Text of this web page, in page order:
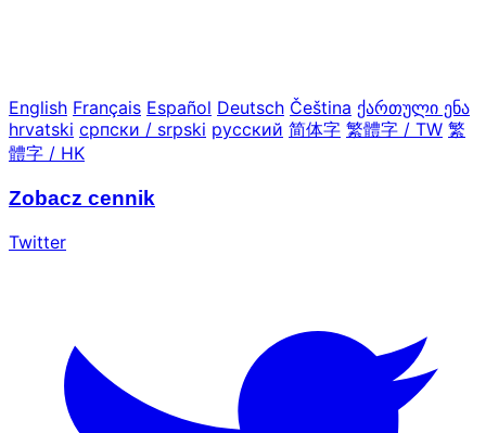
English Français Español Deutsch Čeština ქართული ენა
hrvatski српски / srpski русский 简体字 繁體字 / TW 繁
體字 / HK
Zobacz cennik
Twitter